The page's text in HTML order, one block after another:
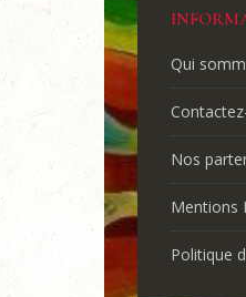
Qui
Nos
Mentions
Politique